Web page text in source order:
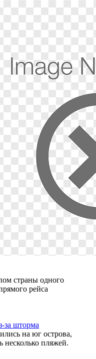
страны одного
рейса
за шторма
на юг острова,
несколько пляжей.